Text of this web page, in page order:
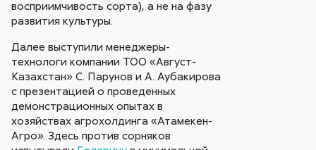
восприимчивость сорта), а не на фазу
развития культуры.
Далее выступили менеджеры-
технологи компании ТОО «Август-
Казахстан» С. Парунов и А. Аубакирова
с презентацией о проведенных
демонстрационных опытах в
хозяйствах агрохолдинга «Атамекен-
Агро». Здесь против сорняков